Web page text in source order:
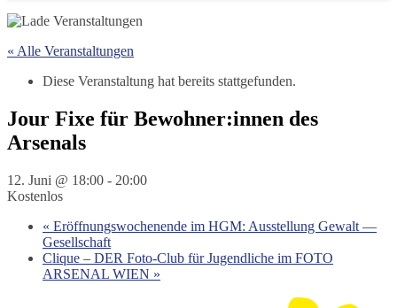
« Alle Veranstaltungen
Diese Veranstaltung hat bereits stattgefunden.
Jour Fixe für Bewohner:innen des
Arsenals
12. Juni @ 18:00 - 20:00
Kostenlos
« Eröffnungswochenende im HGM: Ausstellung Gewalt —
Gesellschaft
Clique – DER Foto-Club für Jugendliche im FOTO
ARSENAL WIEN »